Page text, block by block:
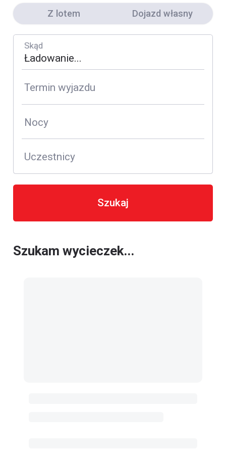
Z lotem Dojazd własny
Skąd
Termin wyjazdu
Nocy
Uczestnicy
Szukaj
Szukam wycieczek...